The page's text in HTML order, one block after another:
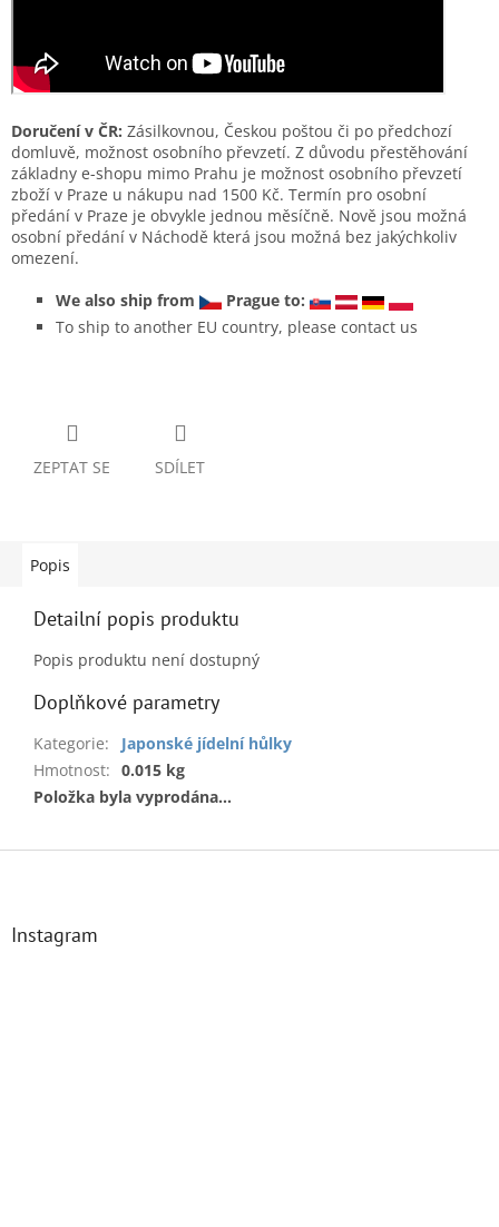
Doručení v ČR: Zásilkovnou, Českou poštou či po předchozí
domluvě, možnost osobního převzetí. Z důvodu přestěhování
základny e-shopu mimo Prahu je možnost osobního převzetí
zboží v Praze u nákupu nad 1500 Kč. Termín pro osobní
předání v Praze je obvykle jednou měsíčně. Nově jsou možná
osobní předání v Náchodě která jsou možná bez jakýchkoliv
omezení.
We also ship from
Prague to:
To ship to another EU country, please contact us
ZEPTAT SE SDÍLET
Popis
Detailní popis produktu
Popis produktu není dostupný
Doplňkové parametry
Kategorie:
Japonské jídelní hůlky
Hmotnost: 0.015 kg
Položka byla vyprodána…
Z
Instagram